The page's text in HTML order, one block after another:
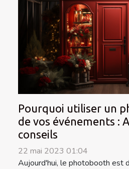
Pourquoi utiliser un
de vos événements :
conseils
22 mai 2023 01:04
Aujourd'hui, le photobooth est